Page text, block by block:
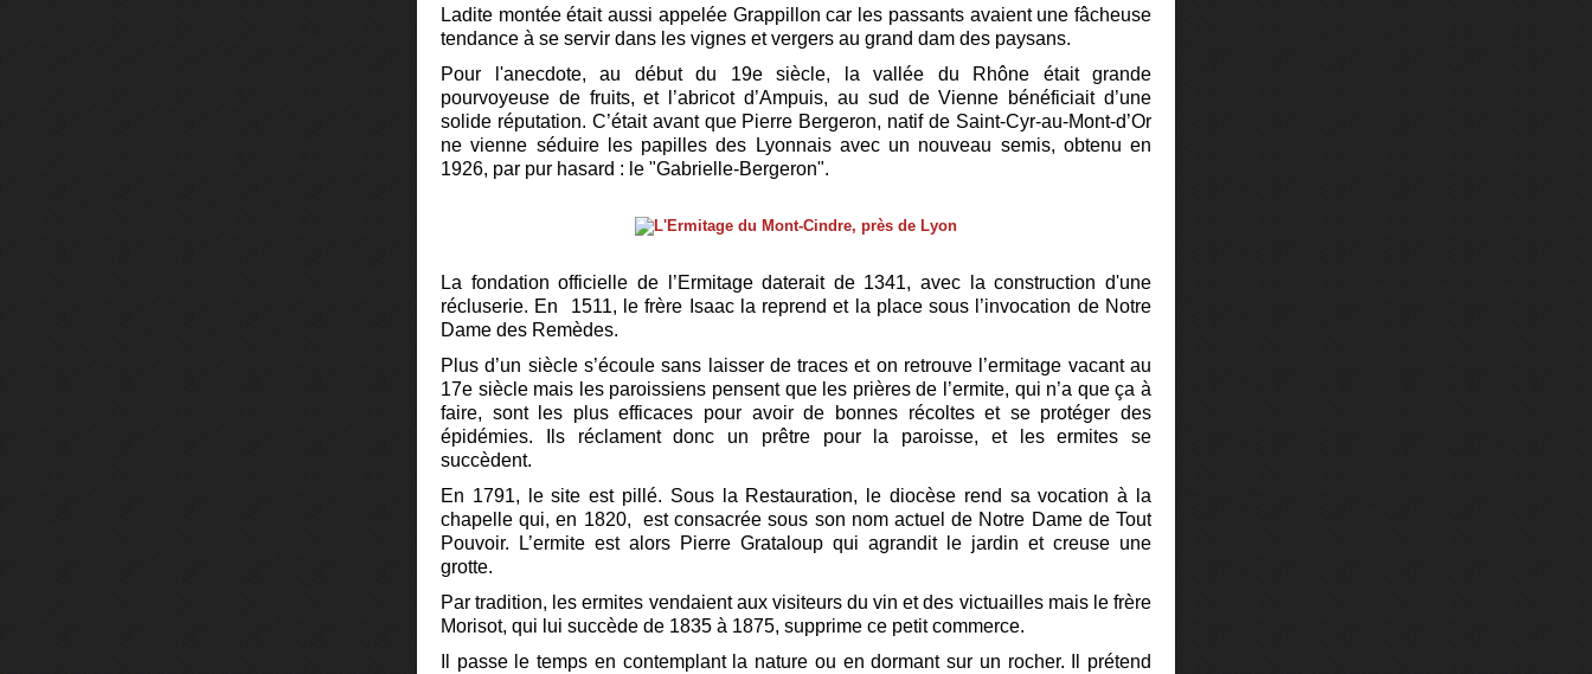
Ladite montée était aussi appelée Grappillon car les passants avaient une fâcheuse
tendance à se servir dans les vignes et vergers au grand dam des paysans.
Pour l'anecdote, au début du 19e siècle, la vallée du Rhône était grande
pourvoyeuse de fruits, et l’abricot d’Ampuis, au sud de Vienne bénéficiait d’une
solide réputation. C’était avant que Pierre Bergeron, natif de Saint-Cyr-au-Mont-d’Or
ne vienne séduire les papilles des Lyonnais avec un nouveau semis, obtenu en
1926, par pur hasard : le "Gabrielle-Bergeron".
La fondation officielle de l’Ermitage daterait de 1341, avec la construction d'une
récluserie. En 1511, le frère Isaac la reprend et la place sous l’invocation de Notre
Dame des Remèdes.
Plus d’un siècle s’écoule sans laisser de traces et on retrouve l’ermitage vacant au
17e siècle mais les paroissiens pensent que les prières de l’ermite, qui n’a que ça à
faire, sont les plus efficaces pour avoir de bonnes récoltes et se protéger des
épidémies. Ils réclament donc un prêtre pour la paroisse, et les ermites se
succèdent.
En 1791, le site est pillé. Sous la Restauration, le diocèse rend sa vocation à la
chapelle qui, en 1820, est consacrée sous son nom actuel de Notre Dame de Tout
Pouvoir. L’ermite est alors Pierre Grataloup qui agrandit le jardin et creuse une
grotte.
Par tradition, les ermites vendaient aux visiteurs du vin et des victuailles mais le frère
Morisot, qui lui succède de 1835 à 1875, supprime ce petit commerce.
Il passe le temps en contemplant la nature ou en dormant sur un rocher. Il prétend